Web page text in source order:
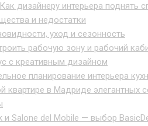
дизайнеру интерьера поднять
и недостатки
уход и сезонность
рабочую зону и рабочий
с креативным дизайном
планирование интерьера
квартире в Мадриде элегантных
и Salone del Mobile — выбор